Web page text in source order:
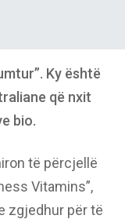
Ky është
që nxit
bio.
të përcjellë
Vitamins”,
zgjedhur për të